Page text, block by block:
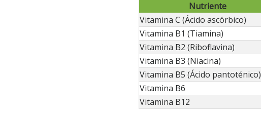
Nutriente
Vitamina C (Ácido ascórbico)
Vitamina B1 (Tiamina)
Vitamina B2 (Riboflavina)
Vitamina B3 (Niacina)
Vitamina B5 (Ácido pantoténico)
Vitamina B6
Vitamina B12